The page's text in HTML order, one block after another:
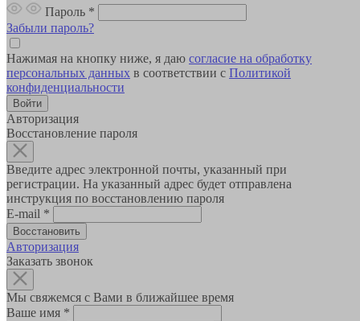
Пароль *
Забыли пароль?
Нажимая на кнопку ниже, я даю согласие на обработку
персональных данных в соответствии с Политикой
конфиденциальности
Авторизация
Восстановление пароля
Введите адрес электронной почты, указанный при
регистрации. На указанный адрес будет отправлена
инструкция по восстановлению пароля
E-mail *
Авторизация
Заказать звонок
Мы свяжемся с Вами в ближайшее время
Ваше имя *